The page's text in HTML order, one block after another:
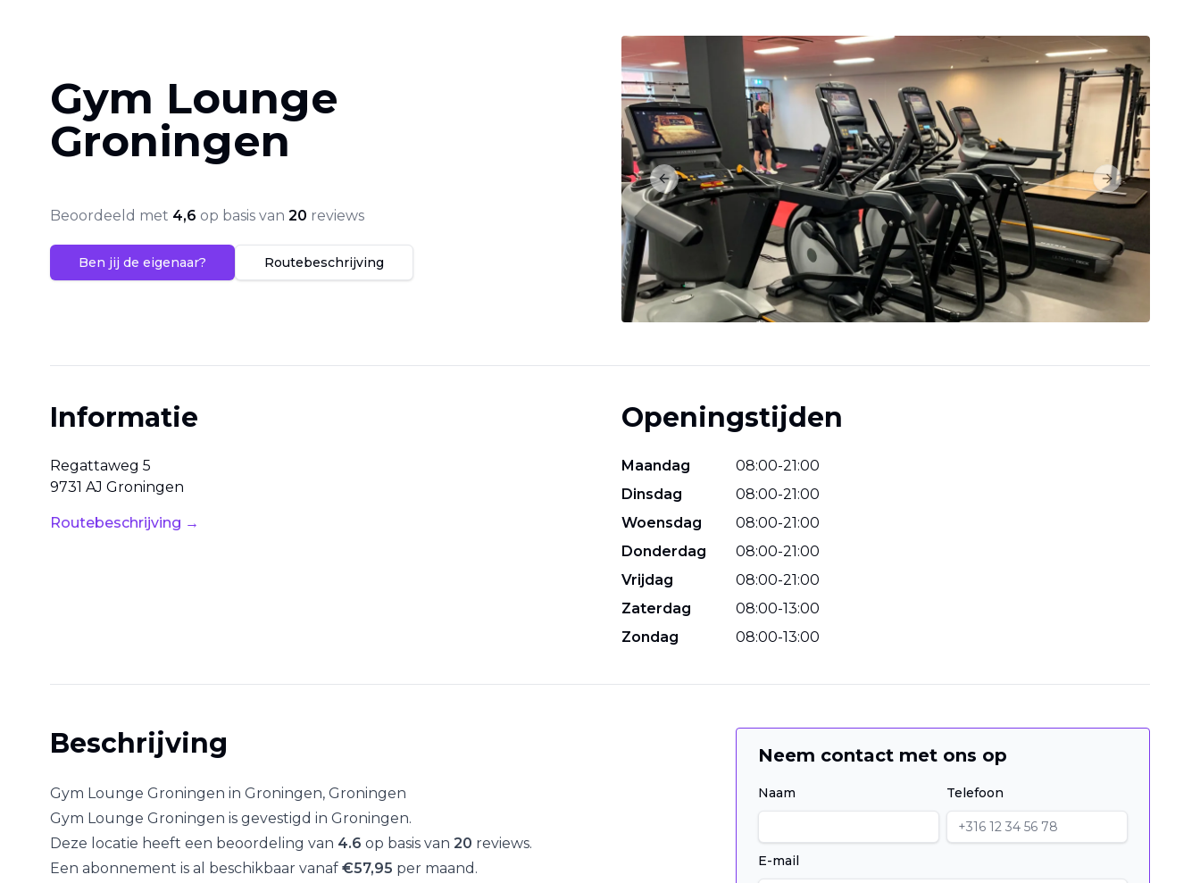
Gym Lounge
Groningen
Beoordeeld met 4,6 op basis van 20 reviews
Ben jij de eigenaar? Routebeschrijving
Previous slide Next slide
Informatie
Regattaweg 5
9731 AJ Groningen
Routebeschrijving →
Openingstijden
Maandag 08:00-21:00
Dinsdag
08:00-21:00
Woensdag
08:00-21:00
Donderdag
08:00-21:00
Vrijdag
08:00-21:00
Zaterdag
08:00-13:00
Zondag
08:00-13:00
Beschrijving
Gym Lounge Groningen in Groningen, Groningen
Gym Lounge Groningen is gevestigd in Groningen.
Deze locatie heeft een beoordeling van 4.6 op basis van 20 reviews.
Een abonnement is al beschikbaar vanaf €57,95 per maand.
Neem contact met ons op
Naam Telefoon
E-mail